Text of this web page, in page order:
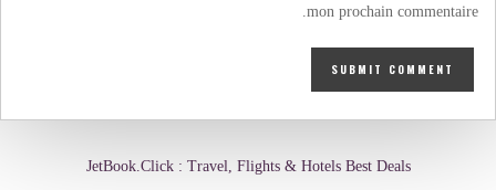
mon prochain commentaire.
JetBook.Click : Travel, Flights & Hotels Best Deals